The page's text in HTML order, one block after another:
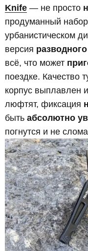
Knife — не просто
продуманный
урбанистическом
версия
всё, что может
поездке. Качество
корпус выплавлен
люфтят, фиксация
быть абсолютно
погнутся и не